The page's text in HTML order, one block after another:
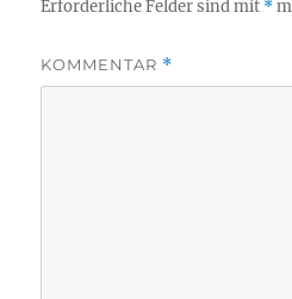
Erforderliche Felder sind mit *
KOMMENTAR *